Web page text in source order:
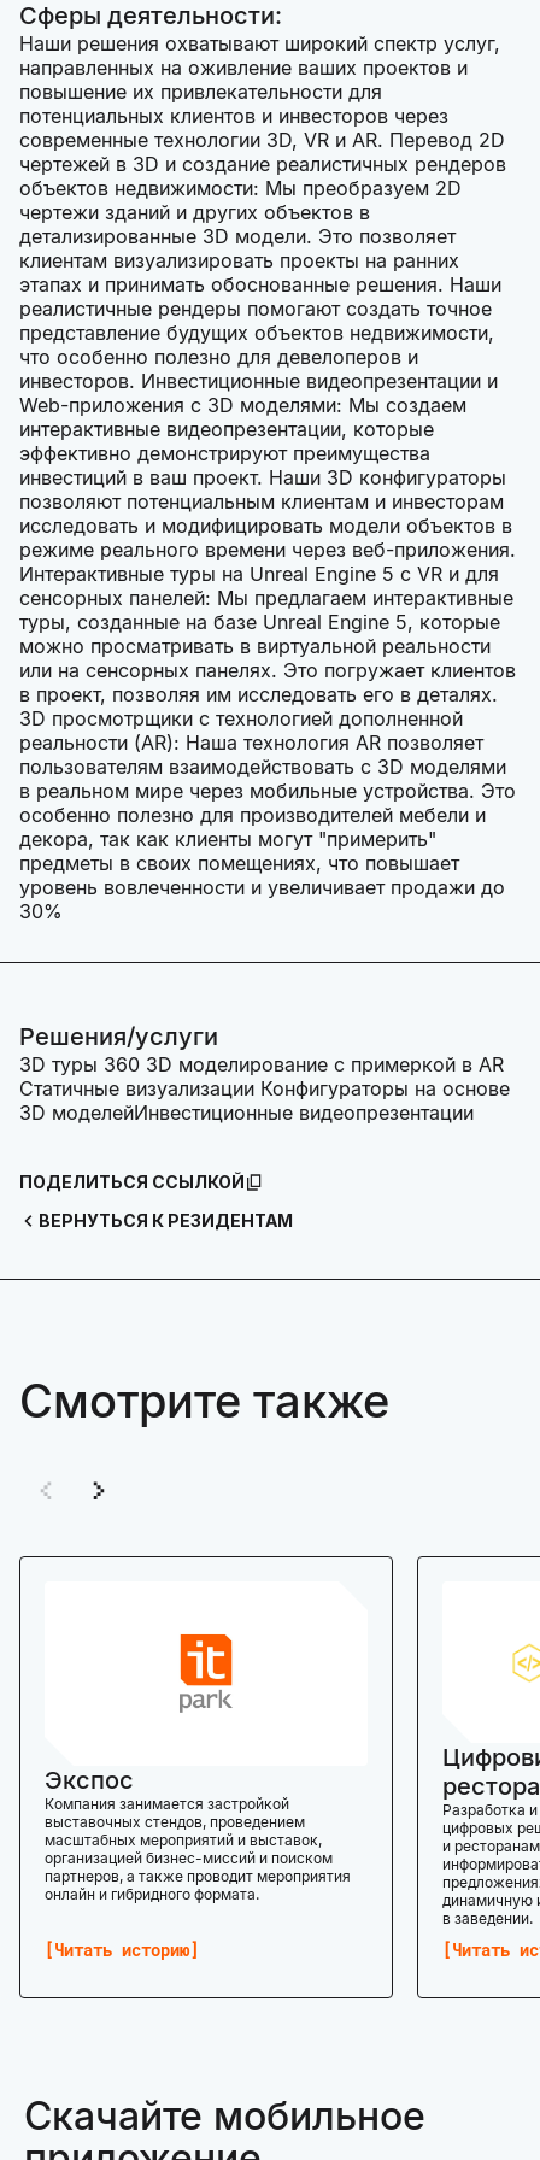
Сферы деятельности:
Наши решения охватывают широкий спектр услуг,
направленных на оживление ваших проектов и
повышение их привлекательности для
потенциальных клиентов и инвесторов через
современные технологии 3D, VR и AR. Перевод 2D
чертежей в 3D и создание реалистичных рендеров
объектов недвижимости: Мы преобразуем 2D
чертежи зданий и других объектов в
детализированные 3D модели. Это позволяет
клиентам визуализировать проекты на ранних
этапах и принимать обоснованные решения. Наши
реалистичные рендеры помогают создать точное
представление будущих объектов недвижимости,
что особенно полезно для девелоперов и
инвесторов. Инвестиционные видеопрезентации и
Web-приложения с 3D моделями: Мы создаем
интерактивные видеопрезентации, которые
эффективно демонстрируют преимущества
инвестиций в ваш проект. Наши 3D конфигураторы
позволяют потенциальным клиентам и инвесторам
исследовать и модифицировать модели объектов в
режиме реального времени через веб-приложения.
Интерактивные туры на Unreal Engine 5 с VR и для
сенсорных панелей: Мы предлагаем интерактивные
туры, созданные на базе Unreal Engine 5, которые
можно просматривать в виртуальной реальности
или на сенсорных панелях. Это погружает клиентов
в проект, позволяя им исследовать его в деталях.
3D просмотрщики с технологией дополненной
реальности (AR): Наша технология AR позволяет
пользователям взаимодействовать с 3D моделями
в реальном мире через мобильные устройства. Это
особенно полезно для производителей мебели и
декора, так как клиенты могут "примерить"
предметы в своих помещениях, что повышает
уровень вовлеченности и увеличивает продажи до
30%
Решения/услуги
3D туры 360 3D моделирование с примеркой в AR
Статичные визуализации Конфигураторы на основе
3D моделейИнвестиционные видеопрезентации
ВЕРНУТЬСЯ К РЕЗИДЕНТАМ
ПОДЕЛИТЬСЯ ССЫЛКОЙ
Смотрите также
Читать историю
Экспос
Компания занимается застройкой
выставочных стендов, проведением
масштабных мероприятий и выставок,
организацией бизнес-миссий и поиском
партнеров, а также проводит мероприятия
онлайн и гибридного формата.
Читать
Разработка
цифровых
и
динамичную
в заведении.
Скачайте мобильное